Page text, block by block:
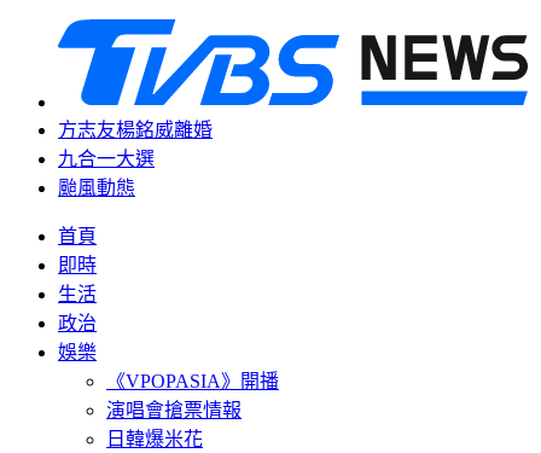
方志友楊銘威離婚
九合一大選
颱風動態
首頁
即時
生活
政治
娛樂
《VPOPASIA》開播
演唱會搶票情報
日韓爆米花